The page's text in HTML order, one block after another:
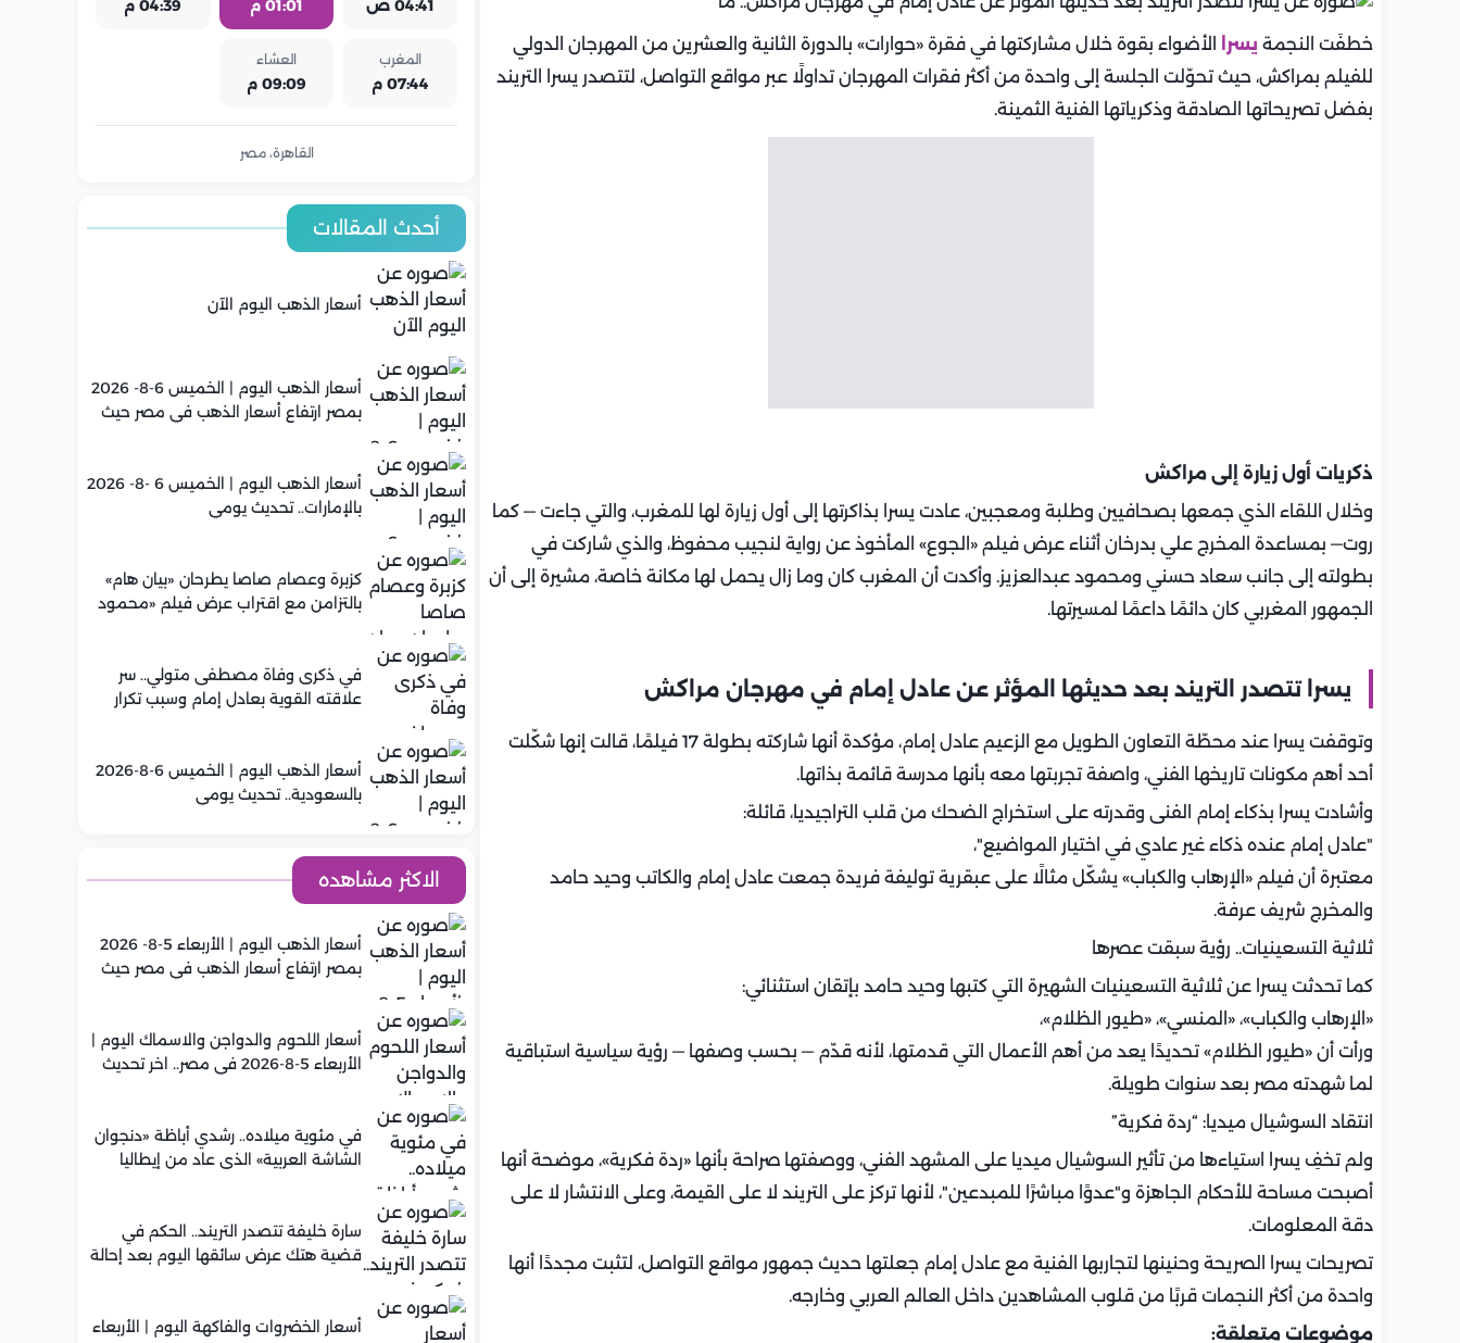
خطفَت النجمة يسرا
الأضواء بقوة خلال مشاركتها في فقرة «حوارات» بالدورة الثانية والعشرين من المهرجان الدولي
للفيلم بمراكش، حيث تحوّلت الجلسة إلى واحدة من أكثر فقرات المهرجان تداولًا عبر مواقع التواصل، لتتصدر يسرا التريند
بفضل تصريحاتها الصادقة وذكرياتها الفنية الثمينة.
ذكريات أول زيارة إلى مراكش
وخلال اللقاء الذي جمعها بصحافيين وطلبة ومعجبين، عادت يسرا بذاكرتها إلى أول زيارة لها للمغرب، والتي جاءت — كما
روت— بمساعدة المخرج علي بدرخان أثناء عرض فيلم «الجوع» المأخوذ عن رواية لنجيب محفوظ، والذي شاركت في
بطولته إلى جانب سعاد حسني ومحمود عبدالعزيز. وأكدت أن المغرب كان وما زال يحمل لها مكانة خاصة، مشيرة إلى أن
الجمهور المغربي كان دائمًا داعمًا لمسيرتها.
يسرا تتصدر التريند بعد حديثها المؤثر عن عادل إمام في مهرجان مراكش
وتوقفت يسرا عند محطّة التعاون الطويل مع الزعيم عادل إمام، مؤكدة أنها شاركته بطولة 17 فيلمًا، قالت إنها شكّلت
أحد أهم مكونات تاريخها الفني، واصفة تجربتها معه بأنها مدرسة قائمة بذاتها.
وأشادت يسرا بذكاء إمام الفنى وقدرته على استخراج الضحك من قلب التراجيديا، قائلة:
"عادل إمام عنده ذكاء غير عادي في اختيار المواضيع"،
معتبرة أن فيلم «الإرهاب والكباب» يشكّل مثالًا على عبقرية توليفة فريدة جمعت عادل إمام والكاتب وحيد حامد
والمخرج شريف عرفة.
ثلاثية التسعينيات.. رؤية سبقت عصرها
كما تحدثت يسرا عن ثلاثية التسعينيات الشهيرة التي كتبها وحيد حامد بإتقان استثنائي:
«الإرهاب والكباب»، «المنسي»، «طيور الظلام»،
ورأت أن «طيور الظلام» تحديدًا يعد من أهم الأعمال التي قدمتها، لأنه قدّم — بحسب وصفها — رؤية سياسية استباقية
لما شهدته مصر بعد سنوات طويلة.
انتقاد السوشيال ميديا: “ردة فكرية”
ولم تخفِ يسرا استياءها من تأثير السوشيال ميديا على المشهد الفني، ووصفتها صراحة بأنها «ردة فكرية»، موضحة أنها
أصبحت مساحة للأحكام الجاهزة و"عدوًا مباشرًا للمبدعين"، لأنها تركز على التريند لا على القيمة، وعلى الانتشار لا على
دقة المعلومات.
تصريحات يسرا الصريحة وحنينها لتجاربها الفنية مع عادل إمام جعلتها حديث جمهور مواقع التواصل، لتثبت مجددًا أنها
واحدة من أكثر النجمات قربًا من قلوب المشاهدين داخل العالم العربي وخارجه.
موضوعات متعلقة:
04:41 ص 01:01 م 04:39 م
المغرب
07:44 م
العشاء
09:09 م
القاهرة، مصر
أحدث المقالات
أسعار الذهب اليوم الآن
أسعار الذهب اليوم | الخميس 6-8- 2026
بمصر ارتفاع أسعار الذهب في مصر حيث
أسعار الذهب اليوم | الخميس 6 -8- 2026
بالإمارات.. تحديث يومي
كزبرة وعصام صاصا يطرحان «بيان هام»
بالتزامن مع اقتراب عرض فيلم «محمود
في ذكرى وفاة مصطفى متولي.. سر
علاقته القوية بعادل إمام وسبب تكرار
أسعار الذهب اليوم | الخميس 6-8-2026
بالسعودية.. تحديث يومي
الاكثر مشاهده
أسعار الذهب اليوم | الأربعاء 5-8- 2026
بمصر ارتفاع أسعار الذهب في مصر حيث
أسعار اللحوم والدواجن والاسماك اليوم |
الأربعاء 5-8-2026 في مصر.. اخر تحديث
في مئوية ميلاده.. رشدي أباظة «دنجوان
الشاشة العربية» الذي عاد من إيطاليا
سارة خليفة تتصدر التريند.. الحكم في
قضية هتك عرض سائقها اليوم بعد إحالة
أسعار الخضروات والفاكهة اليوم | الأربعاء